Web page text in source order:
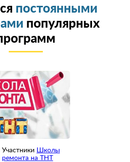
постоянными
популярных
Участники Школы
ремонта на ТНТ